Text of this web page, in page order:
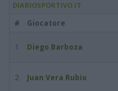
DIARIOSPORTIVO.IT
# Giocatore
1 Diego Barboza
2 Juan Vera Rubio